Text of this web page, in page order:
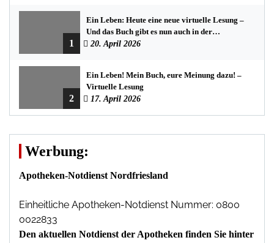
1
Ein Leben: Heute eine neue virtuelle Lesung –
Und das Buch gibt es nun auch in der
Bredstedter Stadtbuchhandlung
20. April 2026
2
Ein Leben! Mein Buch, eure Meinung dazu! –
Virtuelle Lesung
17. April 2026
Werbung:
Apotheken-Notdienst Nordfriesland
Einheitliche Apotheken-Notdienst Nummer: 0800
0022833
Den aktuellen Notdienst der Apotheken finden Sie hinter